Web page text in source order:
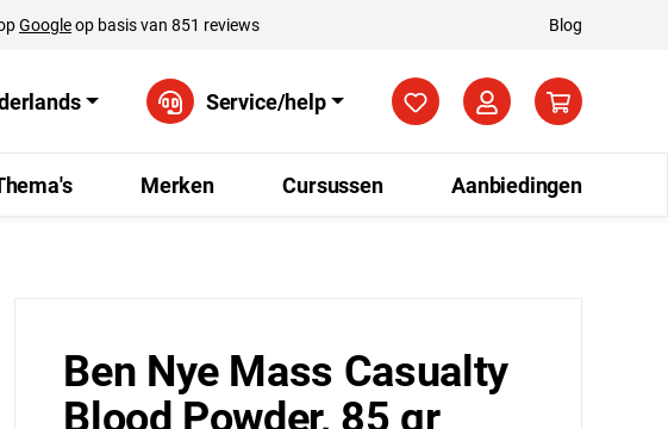
Googleop basis van 851 reviews Blog
Service/help Je hebt 0 items op je
Merken Cursussen Aanbiedingen
Ben Nye Mass Casualty
Blood Powder, 85 gr